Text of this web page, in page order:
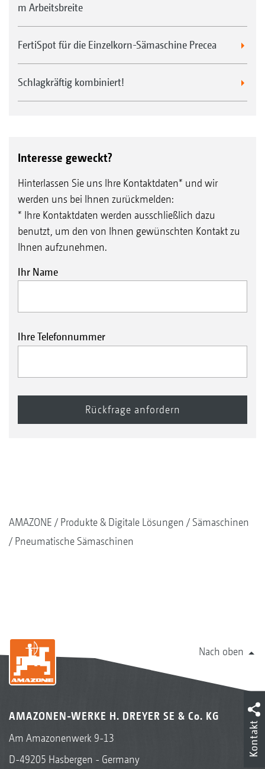
m Arbeitsbreite
FertiSpot für die Einzelkorn-Sämaschine Precea
Schlagkräftig kombiniert!
Interesse geweckt?
Hinterlassen Sie uns Ihre Kontaktdaten* und wir
werden uns bei Ihnen zurückmelden:
* Ihre Kontaktdaten werden ausschließlich dazu
benutzt, um den von Ihnen gewünschten Kontakt zu
Ihnen aufzunehmen.
Ihr Name
Ihre Telefonnummer
AMAZONE Produkte & Digitale Lösungen
Sämaschinen
Pneumatische Sämaschinen
Nach oben
AMAZONEN-WERKE H. DREYER SE & Co. KG
Am Amazonenwerk 9-13
D-49205 Hasbergen - Germany
Kontakt